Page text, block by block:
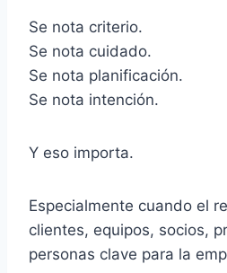
Se nota criterio.
Se nota cuidado.
Se nota planificación.
Se nota intención.
Y eso importa.
Especialmente cuando el
clientes, equipos, socios,
personas clave para la